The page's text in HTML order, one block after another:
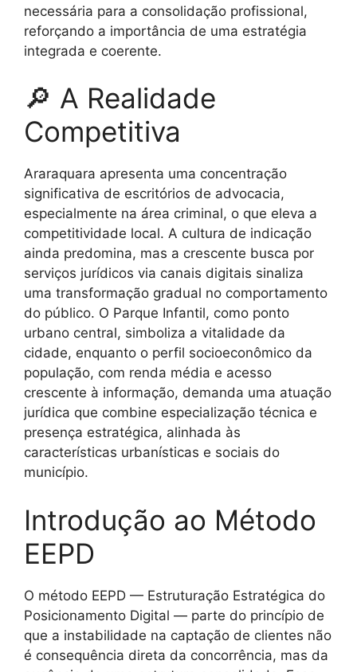
necessária para a consolidação profissional,
reforçando a importância de uma estratégia
integrada e coerente.
🔎 A Realidade
Competitiva
Araraquara apresenta uma concentração
significativa de escritórios de advocacia,
especialmente na área criminal, o que eleva a
competitividade local. A cultura de indicação
ainda predomina, mas a crescente busca por
serviços jurídicos via canais digitais sinaliza
uma transformação gradual no comportamento
do público. O Parque Infantil, como ponto
urbano central, simboliza a vitalidade da
cidade, enquanto o perfil socioeconômico da
população, com renda média e acesso
crescente à informação, demanda uma atuação
jurídica que combine especialização técnica e
presença estratégica, alinhada às
características urbanísticas e sociais do
município.
Introdução ao Método
EEPD
O método EEPD — Estruturação Estratégica do
Posicionamento Digital — parte do princípio de
que a instabilidade na captação de clientes não
é consequência direta da concorrência, mas da